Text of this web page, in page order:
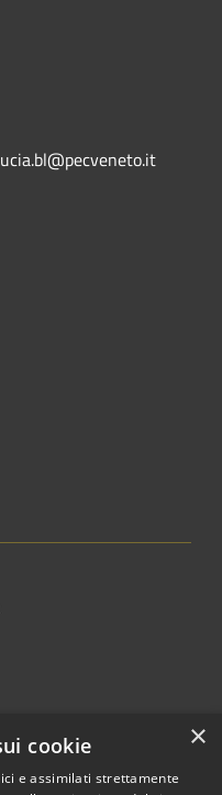
×
cookie
e assimilati strettamente